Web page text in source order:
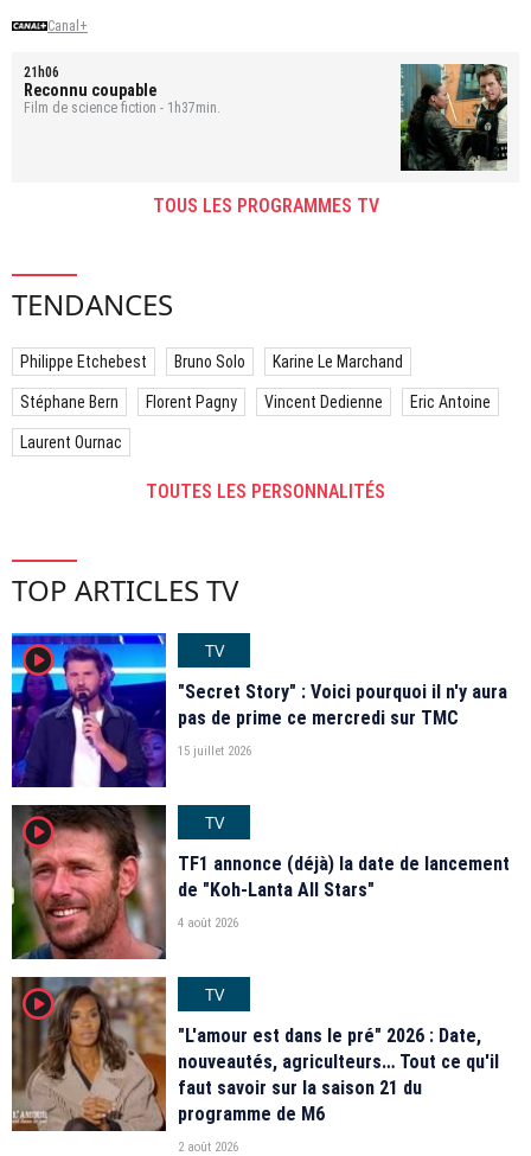
Canal+
21h06
Reconnu coupable
Film de science fiction - 1h37min.
TOUS LES PROGRAMMES TV
TENDANCES
Philippe Etchebest Bruno Solo Karine Le Marchand
Stéphane Bern Florent Pagny Vincent Dedienne Eric Antoine
Laurent Ournac
TOUTES LES PERSONNALITÉS
TOP ARTICLES TV
player2
TV
"Secret Story" : Voici pourquoi il n'y aura
pas de prime ce mercredi sur TMC
15 juillet 2026
player2
TV
TF1 annonce (déjà) la date de lancement
de "Koh-Lanta All Stars"
4 août 2026
player2
TV
"L'amour est dans le pré" 2026 : Date,
nouveautés, agriculteurs… Tout ce qu'il
faut savoir sur la saison 21 du
programme de M6
2 août 2026